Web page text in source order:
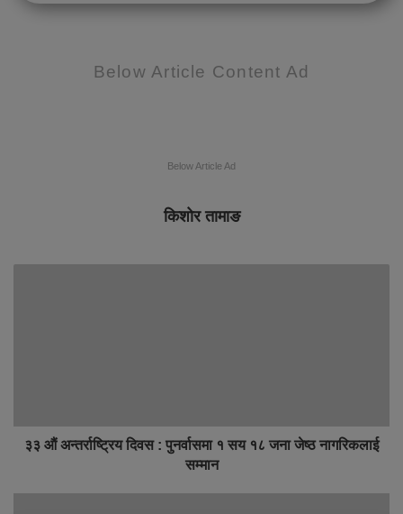
Below Article Content Ad
Below Article Ad
किशोर तामाङ
३३ औं अन्तर्राष्ट्रिय दिवस : पुनर्वासमा १ सय १८ जना जेष्ठ नागरिकलाई
सम्मान